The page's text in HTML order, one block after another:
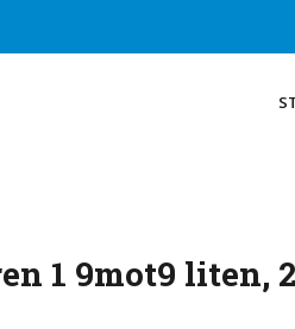
1 9mot9 liten,